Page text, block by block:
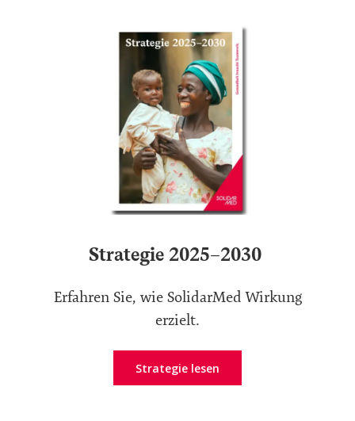
Strategie 2025–2030
Erfahren Sie, wie SolidarMed Wirkung
erzielt.
Strategie lesen